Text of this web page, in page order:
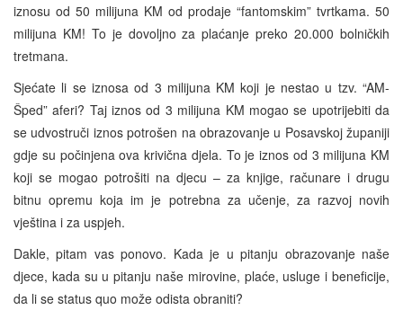
iznosu od 50 milijuna KM od prodaje “fantomskim” tvrtkama. 50
milijuna KM! To je dovoljno za plaćanje preko 20.000 bolničkih
tretmana.
Sjećate li se iznosa od 3 milijuna KM koji je nestao u tzv. “AM-
Šped” aferi? Taj iznos od 3 milijuna KM mogao se upotrijebiti da
se udvostruči iznos potrošen na obrazovanje u Posavskoj županiji
gdje su počinjena ova krivična djela. To je iznos od 3 milijuna KM
koji se mogao potrošiti na djecu – za knjige, računare i drugu
bitnu opremu koja im je potrebna za učenje, za razvoj novih
vještina i za uspjeh.
Dakle, pitam vas ponovo. Kada je u pitanju obrazovanje naše
djece, kada su u pitanju naše mirovine, plaće, usluge i beneficije,
da li se status quo može odista obraniti?